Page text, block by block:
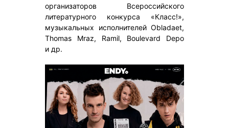
организаторов Всероссийского
литературного конкурса «Класс!»,
музыкальных исполнителей Obladaet,
Thomas Mraz, Ramil, Boulevard Depo
и др.